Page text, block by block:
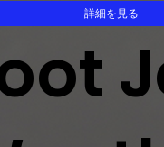
詳細を見る